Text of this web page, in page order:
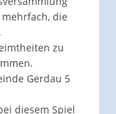
die
zu
Gerdau 5
diesem Spiel